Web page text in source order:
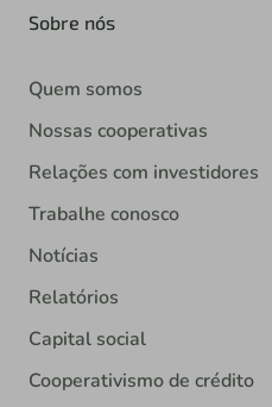
Sobre nós
Quem somos
Nossas cooperativas
Relações com investidores
Trabalhe conosco
Notícias
Relatórios
Capital social
Cooperativismo de crédito